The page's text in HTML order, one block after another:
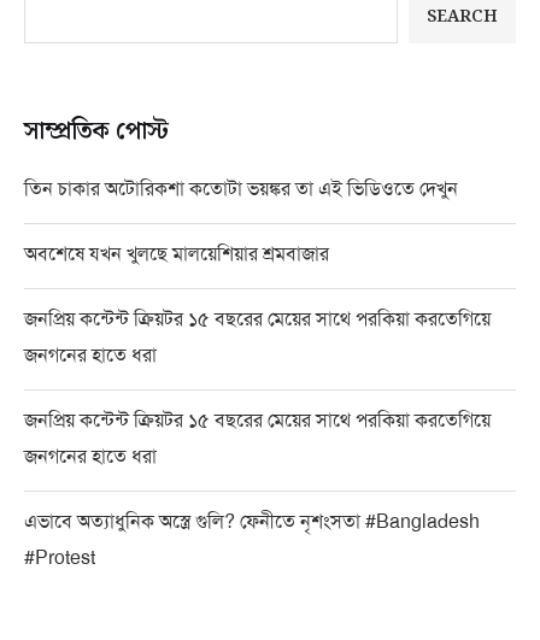
SEARCH
সাম্প্রতিক পোস্ট
তিন চাকার অটোরিকশা কতোটা ভয়ঙ্কর তা এই ভিডিওতে দেখুন
অবশেষে যখন খুলছে মালয়েশিয়ার শ্রমবাজার
জনপ্রিয় কন্টেন্ট ক্রিয়টর ১৫ বছরের মেয়ের সাথে পরকিয়া করতেগিয়ে
জনগনের হাতে ধরা
জনপ্রিয় কন্টেন্ট ক্রিয়টর ১৫ বছরের মেয়ের সাথে পরকিয়া করতেগিয়ে
জনগনের হাতে ধরা
এভাবে অত্যাধুনিক অস্ত্রে গুলি? ফেনীতে নৃশংসতা #Bangladesh
#Protest